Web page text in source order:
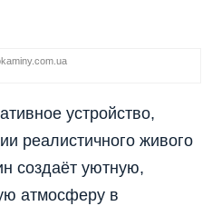
устройство,
реалистичного живого
создаёт уютную,
атмосферу в